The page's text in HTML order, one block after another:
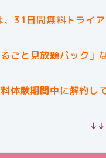
、31日間無料トライ
るごと見放題パック」
体験期間中に解約し